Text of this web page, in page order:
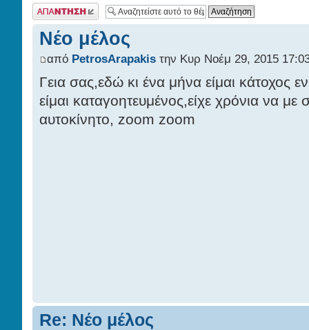
Γράψτε το σχόλιο
σας
Νέο μέλος
από PetrosArapakisτην Κυρ Νοέμ 29, 2015
Γεια σας,εδώ κι ένα μήνα είμαι κάτοχος
είμαι καταγοητευμένος,είχε χρόνια να με
αυτοκίνητο, zoom zoom
Re: Νέο μέλος